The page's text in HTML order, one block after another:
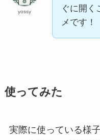
yossy
ぐに開く
メです！
使ってみた
実際に使っている様